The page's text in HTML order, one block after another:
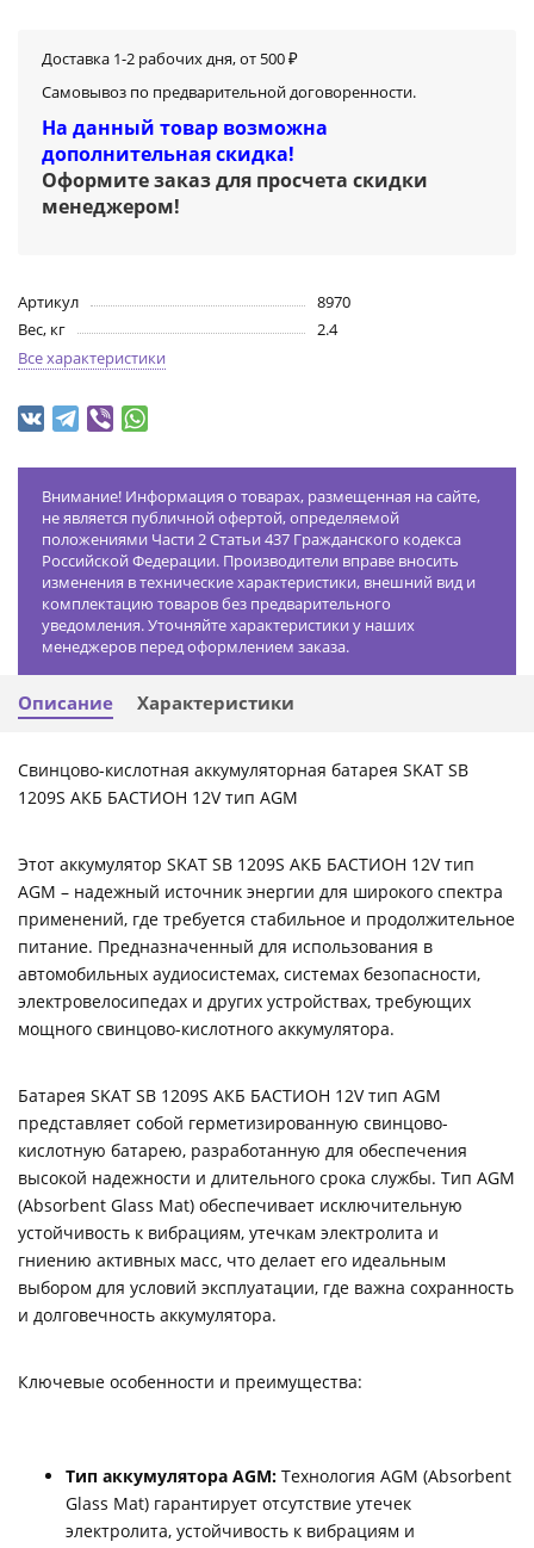
Доставка 1-2 рабочих дня, от 500 ₽
Самовывоз по предварительной договоренности.
На данный товар возможна
дополнительная скидка!
Оформите заказ для просчета скидки
менеджером!
Артикул
8970
Вес, кг
2.4
Все характеристики
Внимание! Информация о товарах, размещенная на сайте,
не является публичной офертой, определяемой
положениями Части 2 Статьи 437 Гражданского кодекса
Российской Федерации. Производители вправе вносить
изменения в технические характеристики, внешний вид и
комплектацию товаров без предварительного
уведомления. Уточняйте характеристики у наших
менеджеров перед оформлением заказа.
Описание Характеристики
Свинцово-кислотная аккумуляторная батарея SKAT SB
1209S АКБ БАСТИОН 12V тип AGM
Этот аккумулятор SKAT SB 1209S АКБ БАСТИОН 12V тип
AGM – надежный источник энергии для широкого спектра
применений, где требуется стабильное и продолжительное
питание. Предназначенный для использования в
автомобильных аудиосистемах, системах безопасности,
электровелосипедах и других устройствах, требующих
мощного свинцово-кислотного аккумулятора.
Батарея SKAT SB 1209S АКБ БАСТИОН 12V тип AGM
представляет собой герметизированную свинцово-
кислотную батарею, разработанную для обеспечения
высокой надежности и длительного срока службы. Тип AGM
(Absorbent Glass Mat) обеспечивает исключительную
устойчивость к вибрациям, утечкам электролита и
гниению активных масс, что делает его идеальным
выбором для условий эксплуатации, где важна сохранность
и долговечность аккумулятора.
Ключевые особенности и преимущества:
Тип аккумулятора AGM: Технология AGM (Absorbent
Glass Mat) гарантирует отсутствие утечек
электролита, устойчивость к вибрациям и